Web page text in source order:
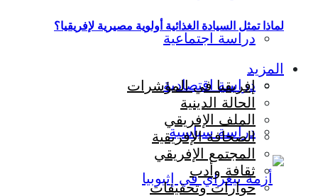
دراسة اجتماعية
دراسة اقتصادية
دراسة سياسية
لماذا تمثل السيادة الغذائية أولوية مصيرية لإفريقيا؟
المزيد
إفريقيا في المؤشرات
الحالة الدينية
الملف الإفريقي
الصحافة الإفريقية
المجتمع الإفريقي
ثقافة وأدب
حوارات وتحقيقات